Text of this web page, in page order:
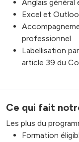
Anglais général
Excel et
professionnel
Labellisation
article 39 du
Ce qui fait
Les plus du
Formation